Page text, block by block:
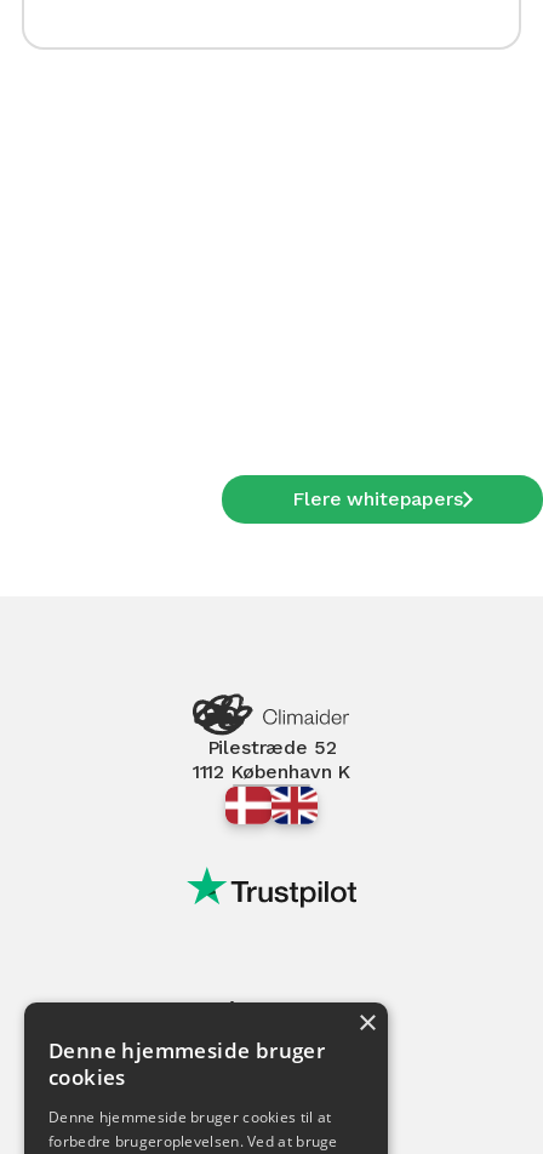
Flere whitepapers
Pilestræde 52
1112 København K
Tjenester
ESG Rapportering
CO2 Regnskab
Videnskatalog
Whitepapers
×
Denne hjemmeside bruger
cookies
Denne hjemmeside bruger cookies til at
forbedre brugeroplevelsen. Ved at bruge